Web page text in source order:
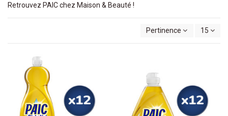
Retrouvez PAIC chez Maison & Beauté !
Pertinence 15